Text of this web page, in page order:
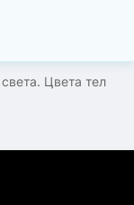
Цвета тел